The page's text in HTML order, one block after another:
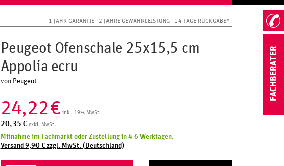
1 JAHR GARANTIE 2 JAHRE GEWÄHRLEISTUNG 14 TAGE RÜCKGABE*
Peugeot Ofenschale 25x15,5 cm
Appolia ecru
von Peugeot
24,22€ inkl. 19% MwSt.
20,35 € exkl. MwSt.
Mitnahme im Fachmarkt oder Zustellung in 4-6 Werktagen.
Versand 9,90 € zzgl. MwSt. (Deutschland)